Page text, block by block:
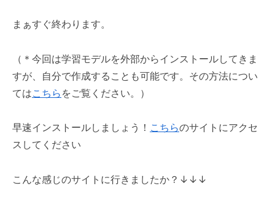
まぁすぐ終わります。
（＊今回は学習モデルを外部からインストールしてきま
すが、自分で作成することも可能です。その方法につい
てはこちら をご覧ください。）
早速インストールしましょう！ こちらのサイトにアクセ
スしてください
こんな感じのサイトに行きましたか？↓ ↓ ↓